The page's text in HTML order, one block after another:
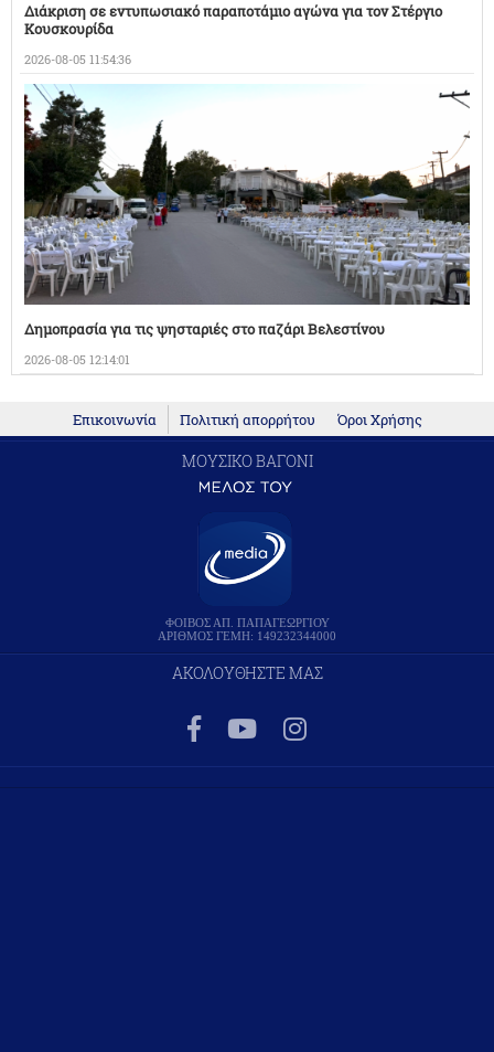
Διάκριση σε εντυπωσιακό παραποτάμιο αγώνα για τον Στέργιο
Κουσκουρίδα
2026-08-05 11:54:36
Δημοπρασία για τις ψησταριές στο παζάρι Βελεστίνου
2026-08-05 12:14:01
Επικοινωνία Πολιτική απορρήτου Όροι Χρήσης
ΜΟΥΣΙΚΟ ΒΑΓΟΝΙ
ΦΟΙΒΟΣ ΑΠ. ΠΑΠΑΓΕΩΡΓΙΟΥ
ΑΡΙΘΜΟΣ ΓΕΜΗ: 149232344000
ΑΚΟΛΟΥΘΗΣΤΕ ΜΑΣ